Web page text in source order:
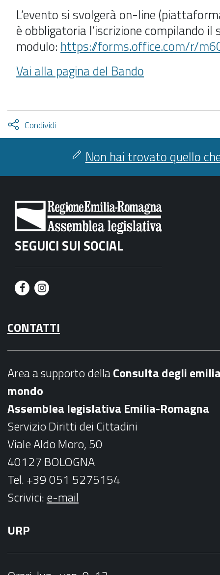
L’evento si svolgerà on-line
è obbligatoria l’iscrizione compilando il
modulo: https://forms.office.com/r/
Vai alla pagina del Bando
Condividi
facebook
twitter
Attiva
condividi
Non hai trovato quello
SEGUICI SUI SOCIAL
F
c
e
k
I
s
t
a
m
CONTATTI
Area a supporto dellaConsulta degli
mondo
Assemblea legislativa Emilia-Romagna
Servizio Diritti dei Cittadini
Viale Aldo Moro, 50
40127 BOLOGNA
Tel. +39 051 5275154
Scrivici:e-mail
URP